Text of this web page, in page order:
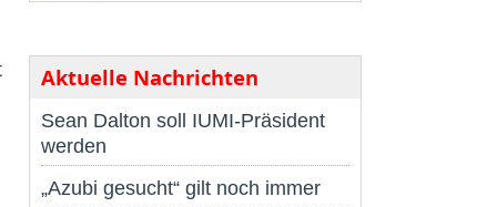
Aktuelle Nachrichten
Sean Dalton soll IUMI-Präsident
werden
„Azubi gesucht“ gilt noch immer